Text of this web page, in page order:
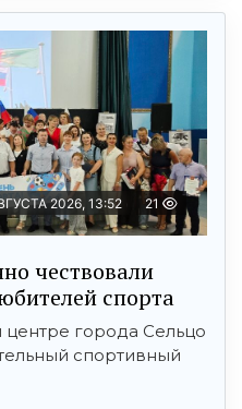
2026, 13:52 21
чествовали
спорта
города Сельцо
спортивный